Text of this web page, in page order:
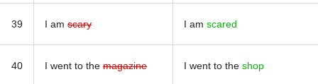
39 I am scary I am scared
40 I went to the magazine I went to the shop